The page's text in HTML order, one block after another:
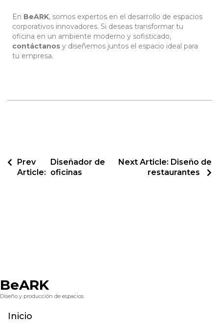
En BeARK, somos expertos en el desarrollo de espacios
corporativos innovadores. Si deseas transformar tu
oficina en un ambiente moderno y sofisticado,
contáctanos y diseñemos juntos el espacio ideal para
tu empresa.
Prev
Article:
Diseñador de
oficinas
Next Article: Diseño de
restaurantes
BeARK
Diseño y producción de espacios
Inicio